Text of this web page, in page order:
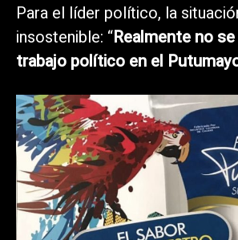
Para el líder político, la
insostenible: “Realmente no
trabajo político en el